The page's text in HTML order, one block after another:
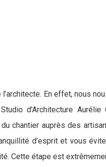
En effet, nous
d'Architecture Aurélie
chantier auprès des
d’esprit et vous
Cette étape est